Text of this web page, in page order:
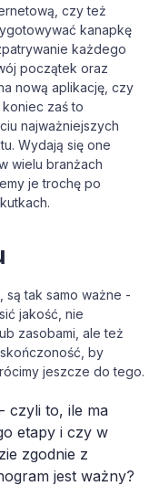
czy też
kanapkę
każdego
początek oraz
nową aplikację, czy
zaś to
najważniejszych
Wydają się one
wielu branżach
je trochę po
są tak samo ważne -
jakość, nie
zasobami, ale też
by
jeszcze do tego.
- czyli to, ile ma
etapy i czy w
zgodnie z
jest ważny?